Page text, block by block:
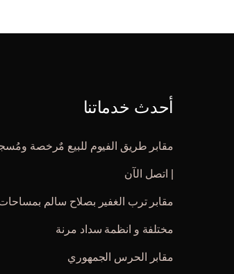
أحدث خدماتنا
مقابر طريق الفيوم للبيع مٌرخصة
| اتصل الآن
مقابر ترب الغفير بصلاح سالم
مختلفة و انظمة سداد مرنة
مقابر الحرس الجمهوري